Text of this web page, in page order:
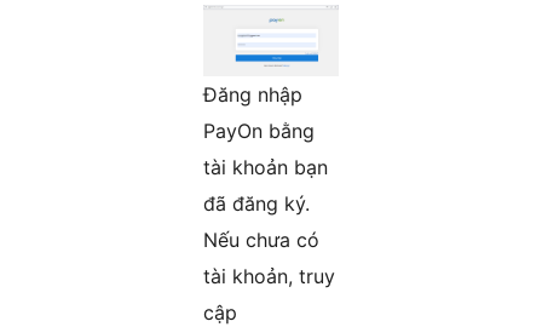
Đăng nhập
PayOn bằng
tài khoản bạn
đã đăng ký.
Nếu chưa có
tài khoản, truy
cập